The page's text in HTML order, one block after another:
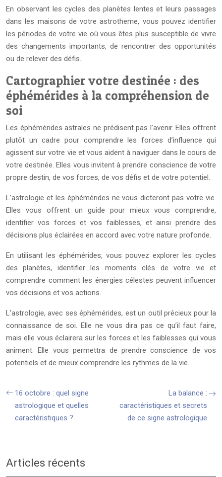
En observant les cycles des planètes lentes et leurs passages
dans les maisons de votre astrotheme, vous pouvez identifier
les périodes de votre vie où vous êtes plus susceptible de vivre
des changements importants, de rencontrer des opportunités
ou de relever des défis.
Cartographier votre destinée : des
éphémérides à la compréhension de
soi
Les éphémérides astrales ne prédisent pas l’avenir. Elles offrent
plutôt un cadre pour comprendre les forces d’influence qui
agissent sur votre vie et vous aident à naviguer dans le cours de
votre destinée. Elles vous invitent à prendre conscience de votre
propre destin, de vos forces, de vos défis et de votre potentiel.
L’astrologie et les éphémérides ne vous dicteront pas votre vie.
Elles vous offrent un guide pour mieux vous comprendre,
identifier vos forces et vos faiblesses, et ainsi prendre des
décisions plus éclairées en accord avec votre nature profonde.
En utilisant les éphémérides, vous pouvez explorer les cycles
des planètes, identifier les moments clés de votre vie et
comprendre comment les énergies célestes peuvent influencer
vos décisions et vos actions.
L’astrologie, avec ses éphémérides, est un outil précieux pour la
connaissance de soi. Elle ne vous dira pas ce qu’il faut faire,
mais elle vous éclairera sur les forces et les faiblesses qui vous
animent. Elle vous permettra de prendre conscience de vos
potentiels et de mieux comprendre les rythmes de la vie.
16 octobre : quel signe
astrologique et quelles
caractéristiques ?
La balance :
caractéristiques et secrets
de ce signe astrologique
Articles récents